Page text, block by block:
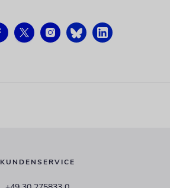
KUNDENSERVICE